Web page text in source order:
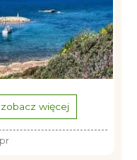
zobacz więcej